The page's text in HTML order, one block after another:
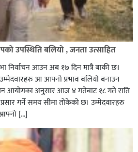
उपस्थिति बलियो , जनता उत्साहित
निर्वाचन आउन अब १७ दिन मात्रै बाकी छ।
उम्मेदवारहरु आ आफ्नो प्रभाव बलियो बनाउन
आयोगका अनुसार आज ४ गतेबाट १८ गते राति
गर्ने समय सीमा तोकेको छ। उम्मेदवारहरु
[…]